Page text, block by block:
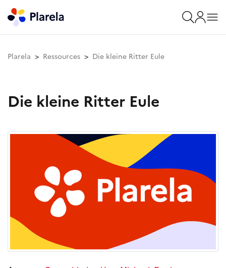
Plarela Ressources Die kleine Ritter Eule
Die kleine Ritter Eule